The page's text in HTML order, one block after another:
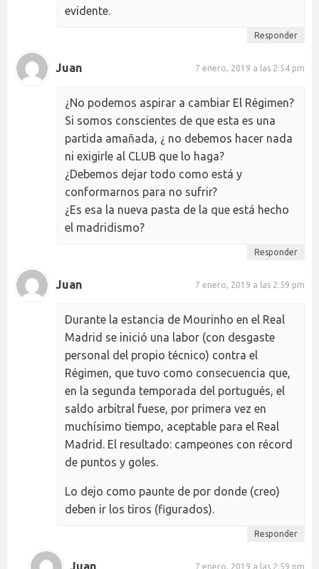
evidente.
Responder
Juan 7 enero, 2019 a las 2:54 pm
¿No podemos aspirar a cambiar El Régimen?
Si somos conscientes de que esta es una
partida amañada, ¿ no debemos hacer nada
ni exigirle al CLUB que lo haga?
¿Debemos dejar todo como está y
conformarnos para no sufrir?
¿Es esa la nueva pasta de la que está hecho
el madridismo?
Responder
Juan 7 enero, 2019 a las 2:59 pm
Durante la estancia de Mourinho en el Real
Madrid se inició una labor (con desgaste
personal del propio técnico) contra el
Régimen, que tuvo como consecuencia que,
en la segunda temporada del portugués, el
saldo arbitral fuese, por primera vez en
muchísimo tiempo, aceptable para el Real
Madrid. El resultado: campeones con récord
de puntos y goles.
Lo dejo como paunte de por donde (creo)
deben ir los tiros (figurados).
Responder
Juan 7 enero, 2019 a las 2:59 pm